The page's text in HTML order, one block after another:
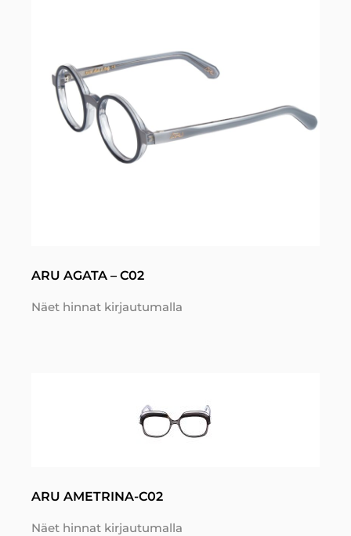
ARU AGATA – C02
Näet hinnat kirjautumalla
ARU AMETRINA-C02
Näet hinnat kirjautumalla